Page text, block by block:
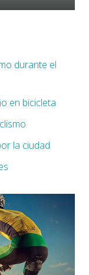
durante el
en bicicleta
la ciudad